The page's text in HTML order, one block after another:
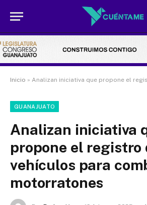
Inicio » Analizan iniciativa que propone el registro de
GUANAJUATO
Analizan iniciativa
propone el registro
vehículos para
motorratones